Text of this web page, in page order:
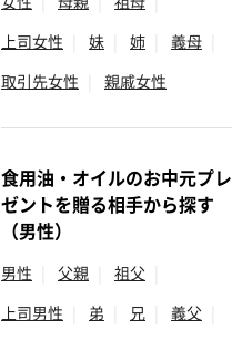
上司女性
妹 姉 義母
取引先女性
親戚女性
食用油・オイルのお中元プレ
ゼントを贈る相手から探す
（男性）
男性 父親 祖父
上司男性
弟 兄 義父